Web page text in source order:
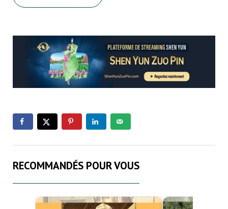
RECOMMANDÉS POUR VOUS